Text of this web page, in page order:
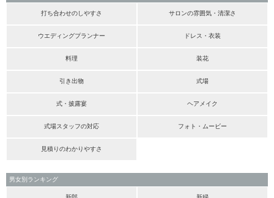
打ち合わせのしやすさ サロンの雰囲気・清潔さ
ウエディングプランナー ドレス・衣装
料理 装花
引き出物 式場
式・披露宴 ヘアメイク
式場スタッフの対応 フォト・ムービー
見積りのわかりやすさ
男女別ランキング